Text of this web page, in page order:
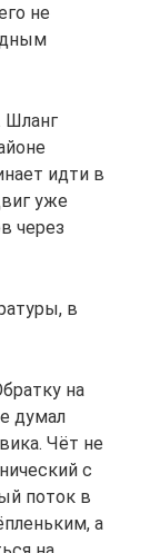
не
Шланг
идти в
уже
через
в
на
думал
Чёт не
с
поток в
а